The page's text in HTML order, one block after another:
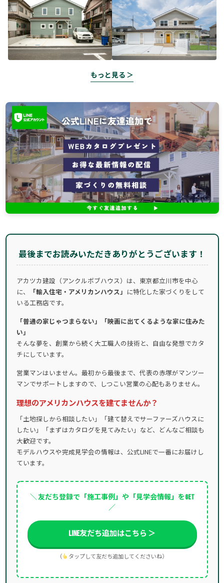
もっと見る ＞
最後までお読みいただきありがとうございます！
アカツカ建設（アンクルボブハウス）は、東京都立川市を中心
に、
「輸入住宅・アメリカンハウス」 に特化した家づくりをして
いる工務店です。
「普通の家じゃつまらない」「映画に出てくるような家に住みた
い」
そんな夢を、創業から続く大工職人の技術と、自由な発想でカタ
チにしています。
営業マンはいません。最初から最後まで、代表の赤塚がマンツー
マンでサポートしますので、しつこい営業の心配もありません。
理想のアメリカンハウスを建てませんか？
「土地探しから相談したい」「建て替えでサーファーズハウスに
したい」「まずはカタログを見てみたい」など、どんなご相談も
大歓迎です。
モデルハウスや完成見学会の情報は、公式LINEで一番にお届けし
ています。
＼ 友だち登録で「施工事例」や「見学会情報」をGET
／
LINE友だち追加はこちら ＞
（ タップして友だち追加してくださいね）